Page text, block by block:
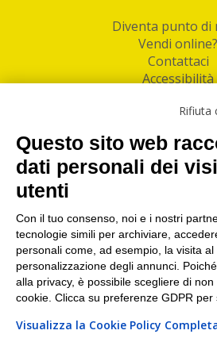
Diventa punto di
Vendi online?
Contattaci
Accessibilità
Facebook
Linkedin
I nostri punti di ritiro e
maggiori città
Torino|Milano|Roma|
Napoli|
Rifiuta
Questo sito web
dati personali dei
utenti
Con il tuo consenso, noi e i nostri
tecnologie simili per archiviare,
personali come, ad esempio, la visita al
personalizzazione degli annunci.
alla privacy, è possibile scegliere di
cookie. Clicca su preferenze GDPR per
Visualizza la Cookie Policy